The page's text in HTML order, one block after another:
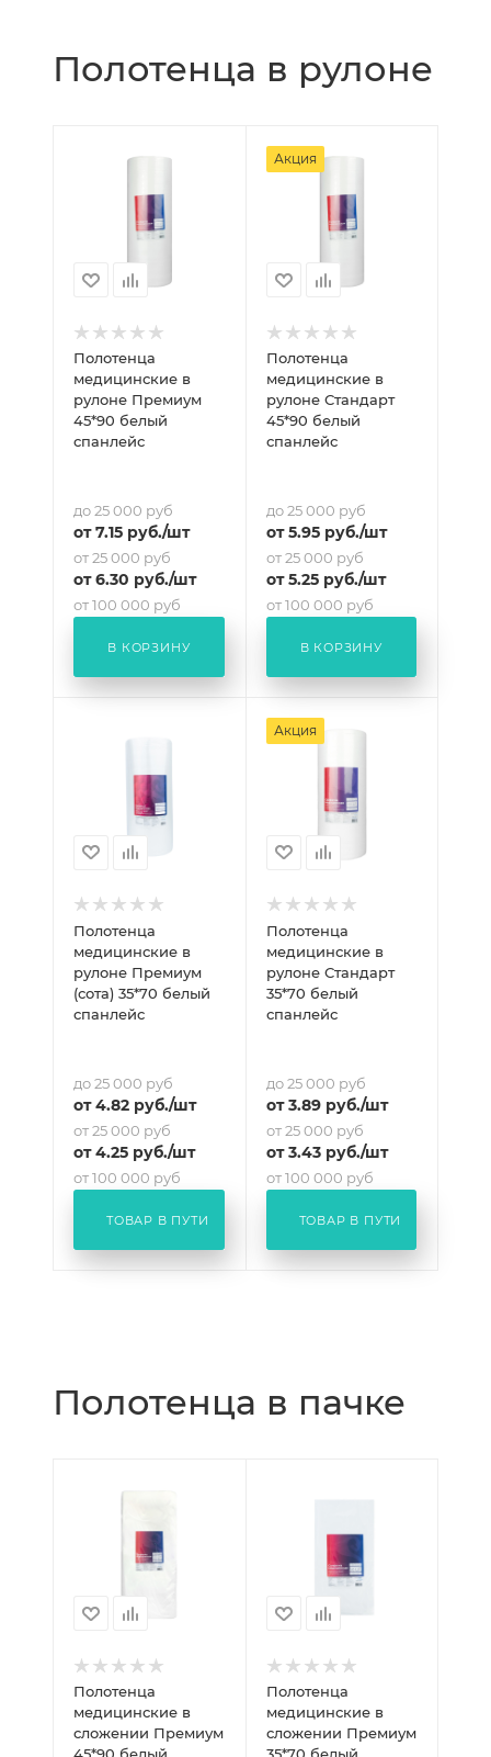
Полотенца в рулоне
Полотенца
медицинские в
рулоне Премиум
45*90 белый
спанлейс
до 25 000 руб
от7.15 руб./шт
от 25 000 руб
от6.30 руб./шт
от 100 000 руб
В КОРЗИНУ
Акция
Полотенца
медицинские в
рулоне Стандарт
45*90 белый
спанлейс
до 25 000 руб
от5.95руб./шт
от 25 000 руб
от5.25руб./шт
от 100 000 руб
В КОРЗИНУ
Полотенца
медицинские в
рулоне Премиум
(сота) 35*70 белый
спанлейс
до 25 000 руб
от4.82 руб./шт
от 25 000 руб
от4.25 руб./шт
от 100 000 руб
ТОВАР В ПУТИ
Акция
Полотенца
медицинские в
рулоне Стандарт
35*70 белый
спанлейс
до 25 000 руб
от3.89руб./шт
от 25 000 руб
от3.43руб./шт
от 100 000 руб
ТОВАР В ПУТИ
Полотенца в пачке
Полотенца
медицинские в
сложении Премиум
Полотенца
медицинские в
сложении Премиум